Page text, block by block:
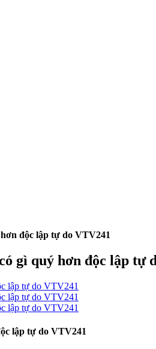
độc lập tự do VTV241
gì quý hơn độc lập tự
lập tự do VTV241